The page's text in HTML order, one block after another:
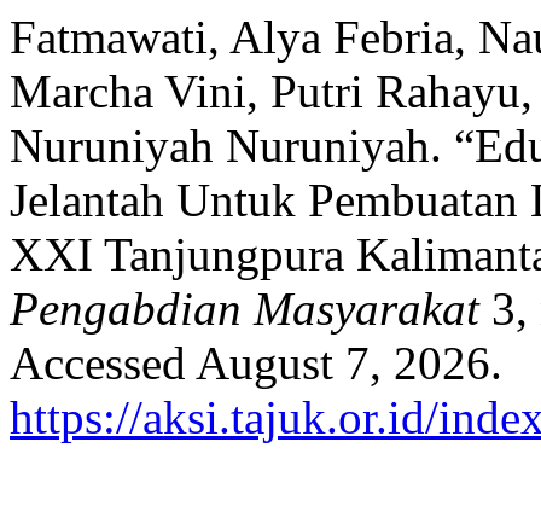
Fatmawati, Alya Febria,
Marcha Vini, Putri
Nuruniyah Nuruniyah.
Jelantah Untuk
XXI Tanjungpura
Pengabdian Masyarakat3,
Accessed August 7, 2026.
https://aksi.tajuk.or.id/